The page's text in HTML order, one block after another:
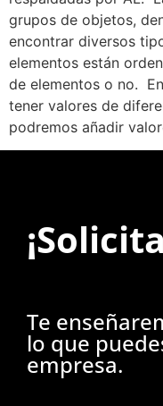
grupos de objetos,
encontrar diversos
elementos están
de elementos o no.
tener valores de
podremos añadir
Te
lo que
empresa.